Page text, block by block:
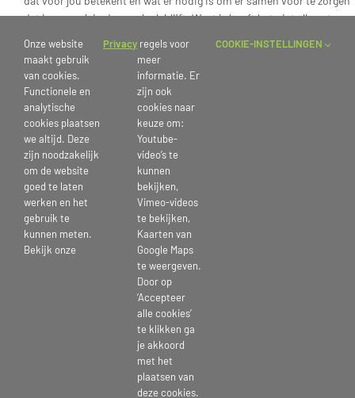
dat jouw werk in de zorg leuk blijft. Want je hoeft het niet alleen te
dat zouden kunnen doen.
‘Mag ik je kussen?’ is gemaakt door Theatermakers Radio Kootwijk en
onderdeel van het programma “Over Morgen”. Met topacteurs,
muziek, film en een prachtig decor is het een cadeau voor jezelf.
Spraakmakend en een hart onder de riem tegelijk.
Ga jij erheen?
Binnenkort sturen we meer informatie over de exacte data en hoe je
je kunt aanmelden! Houd je mail dus in de gaten!
Publicatiedatum: 20 juni 2023
Deel Dit Verhaal, Kies Je Platform!
Onze website
maakt gebruik
van cookies.
Functionele en
analytische
cookies plaatsen
we altijd. Deze
zijn noodzakelijk
om de website
goed te laten
werken en het
gebruik te
kunnen meten.
Bekijk onze
Privacy regels voor
meer
informatie. Er
zijn ook
cookies naar
keuze om:
Youtube-
video’s te
kunnen
bekijken,
Vimeo-videos
te bekijken,
Kaarten van
Google Maps
te weergeven.
Door op
‘Accepteer
alle cookies’
te klikken ga
je akkoord
met het
plaatsen van
deze cookies.
COOKIE-INSTELLINGEN